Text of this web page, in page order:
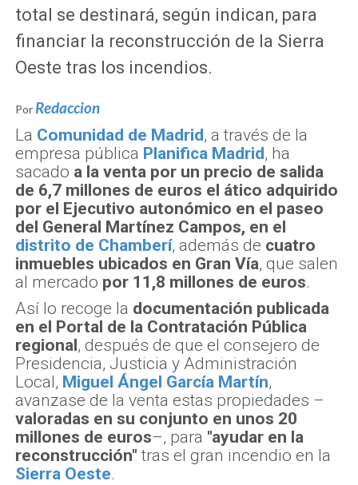
total se destinará, según indican, para
financiar la reconstrucción de la Sierra
Oeste tras los incendios.
Por Redaccion
La Comunidad de Madrid, a través de la
empresa pública Planifica Madrid, ha
sacado a la venta por un precio de salida
de 6,7 millones de euros el ático adquirido
por el Ejecutivo autonómico en el paseo
del General Martínez Campos, en el
distrito de Chamberí, además de cuatro
inmuebles ubicados en Gran Vía, que salen
al mercado por 11,8 millones de euros.
Así lo recoge la documentación publicada
en el Portal de la Contratación Pública
regional , después de que el consejero de
Presidencia, Justicia y Administración
Local, Miguel Ángel García Martín,
avanzase de la venta estas propiedades –
valoradas en su conjunto en unos 20
millones de euros–, para "ayudar en la
reconstrucción" tras el gran incendio en la
Sierra Oeste.